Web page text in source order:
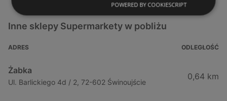
Inne sklepy Supermarkety w pobliżu
ADRES ODLEGŁOŚĆ
Żabka
Ul. Barlickiego 4d / 2, 72-602 Świnoujście
0,64 km
POWERED BY COOKIESCRIPT